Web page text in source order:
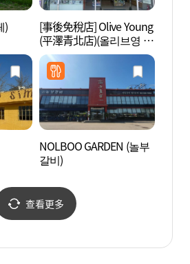
)
[事後免稅店] Olive Young
(平澤青北店)(올리브영 평
택청북점)
NOLBOO GARDEN (놀부
갈비)
查看更多